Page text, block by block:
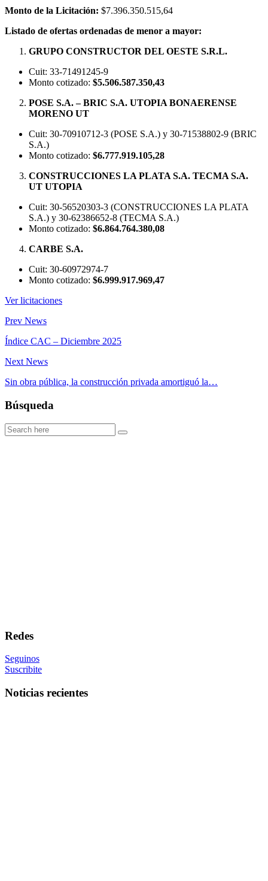
Monto de la Licitación: $7.396.350.515,64
Listado de ofertas ordenadas de menor a mayor:
GRUPO CONSTRUCTOR DEL OESTE S.R.L.
Cuit: 33-71491245-9
Monto cotizado: $5.506.587.350,43
POSE S.A. – BRIC S.A. UTOPIA BONAERENSE
MORENO UT
Cuit: 30-70910712-3 (POSE S.A.) y 30-71538802-9 (BRIC
S.A.)
Monto cotizado: $6.777.919.105,28
CONSTRUCCIONES LA PLATA S.A. TECMA S.A.
UT UTOPIA
Cuit: 30-56520303-3 (CONSTRUCCIONES LA PLATA
S.A.) y 30-62386652-8 (TECMA S.A.)
Monto cotizado: $6.864.764.380,08
CARBE S.A.
Cuit: 30-60972974-7
Monto cotizado: $6.999.917.969,47
Ver licitaciones
Prev News
Índice CAC – Diciembre 2025
Next News
Sin obra pública, la construcción privada amortiguó la…
Búsqueda
Redes
Seguinos
Suscribite
Noticias recientes